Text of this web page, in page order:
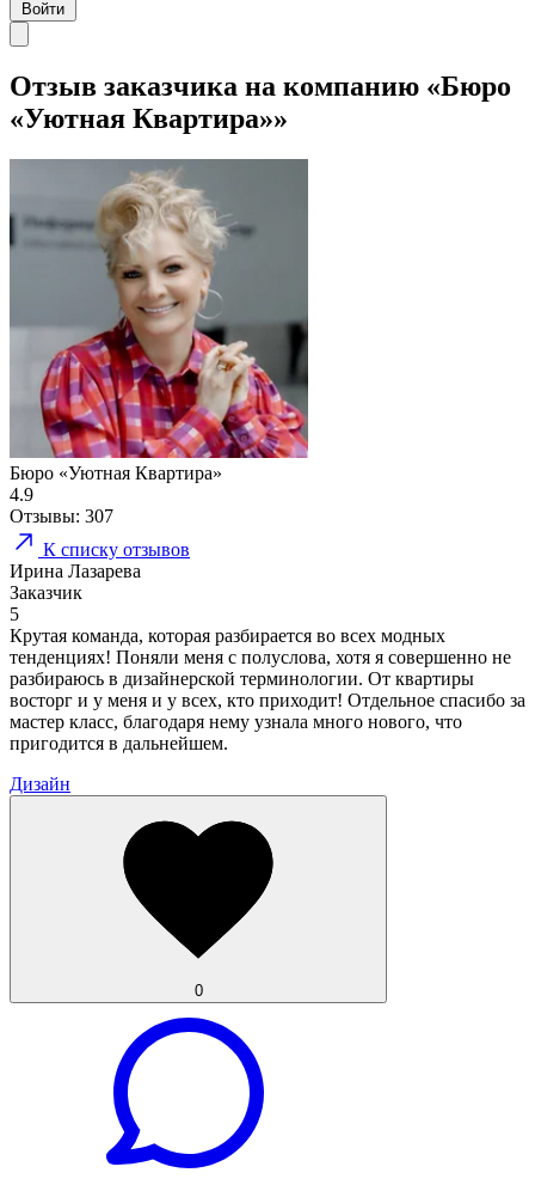
Войти
Отзыв заказчика на компанию «Бюро
«Уютная Квартира»»
Бюро «Уютная Квартира»
4.9
Отзывы: 307
К списку отзывов
Ирина Лазарева
Заказчик
5
Крутая команда, которая разбирается во всех модных
тенденциях! Поняли меня с полуслова, хотя я совершенно не
разбираюсь в дизайнерской терминологии. От квартиры
восторг и у меня и у всех, кто приходит! Отдельное спасибо за
мастер класс, благодаря нему узнала много нового, что
пригодится в дальнейшем.
Дизайн
0